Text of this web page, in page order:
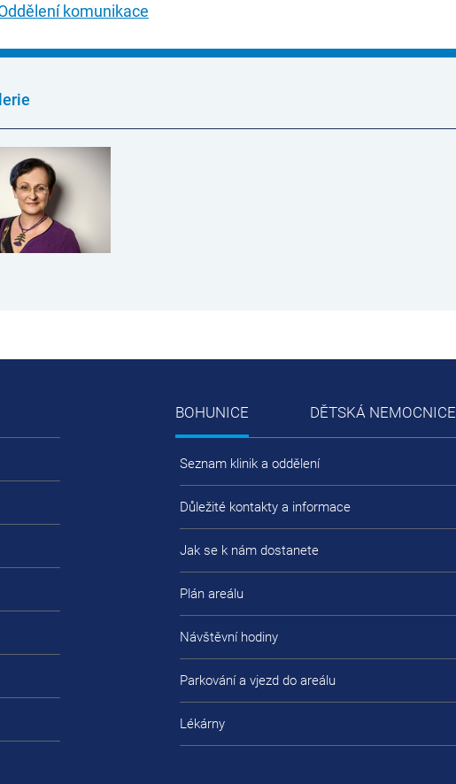
komunikace
BOHUNICE DĚTSKÁ NEMOCNICE
Seznam klinik a oddělení
Důležité kontakty a informace
Jak se k nám dostanete
Plán areálu
Návštěvní hodiny
Parkování a vjezd do areálu
Lékárny